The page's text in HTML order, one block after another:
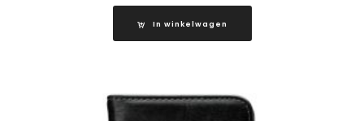
In winkelwagen